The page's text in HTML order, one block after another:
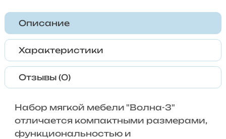
Описание
Характеристики
Отзывы (0)
Набор мягкой мебели "Волна-3"
отличается компактными размерами,
функциональностью и